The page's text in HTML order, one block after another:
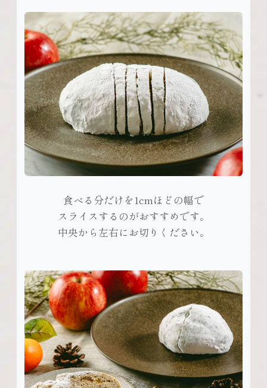
食べる分だけを1cmほどの幅で
スライスするのがおすすめです。
中央から左右にお切りください。